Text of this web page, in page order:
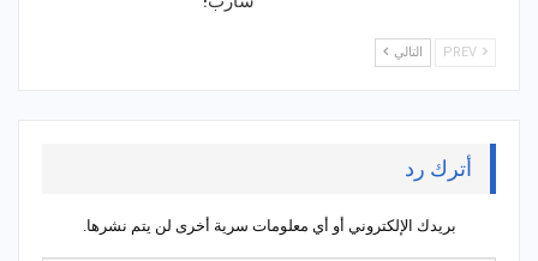
التالي
أترك رد
بريدك الإلكتروني أو أي معلومات سرية أخرى لن يتم نشرها.